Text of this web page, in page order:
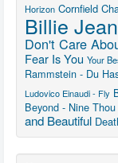
Horizon Cornfield
Billie Jean
Don't Care
Fear Is You Your
Rammstein - Du
Ludovico Einaudi - Fly
Beyond - Nine
and Beautiful